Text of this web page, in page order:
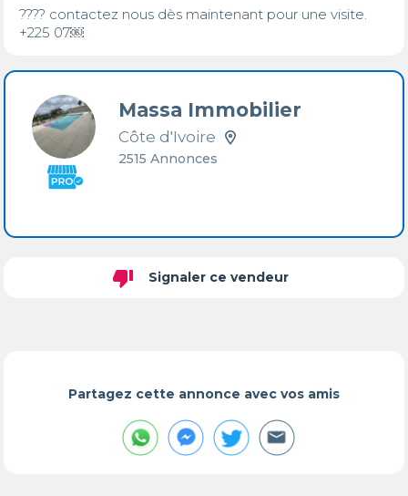
???? contactez nous dès maintenant pour une visite.
+225 07￼⁨
Massa Immobilier
Côte d'Ivoire
2515 Annonces
thumb_down Signaler ce vendeur
Partagez cette annonce avec vos amis